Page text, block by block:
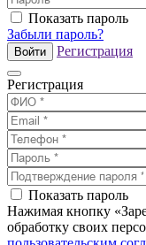
Показать пароль
Забыли пароль?
Войти Регистрация
Регистрация
Показать пароль
Нажимая кнопку
обработку своих